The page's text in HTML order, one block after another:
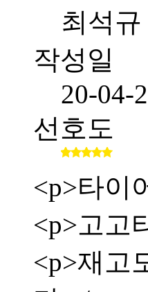
최석규
작성일
20-04-
선호도
<p>타이
<p>고고
<p>재고